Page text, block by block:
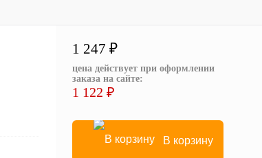
1 247 ₽
цена действует при оформлении
заказа на сайте:
1 122 ₽
В корзину